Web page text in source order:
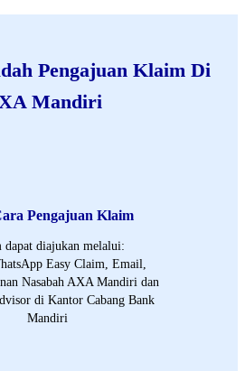
Pengajuan Klaim Di
Mandiri
Pengajuan Klaim
dapat diajukan melalui:
Easy Claim, Email,
Nasabah AXA Mandiri dan
di Kantor Cabang Bank
Mandiri